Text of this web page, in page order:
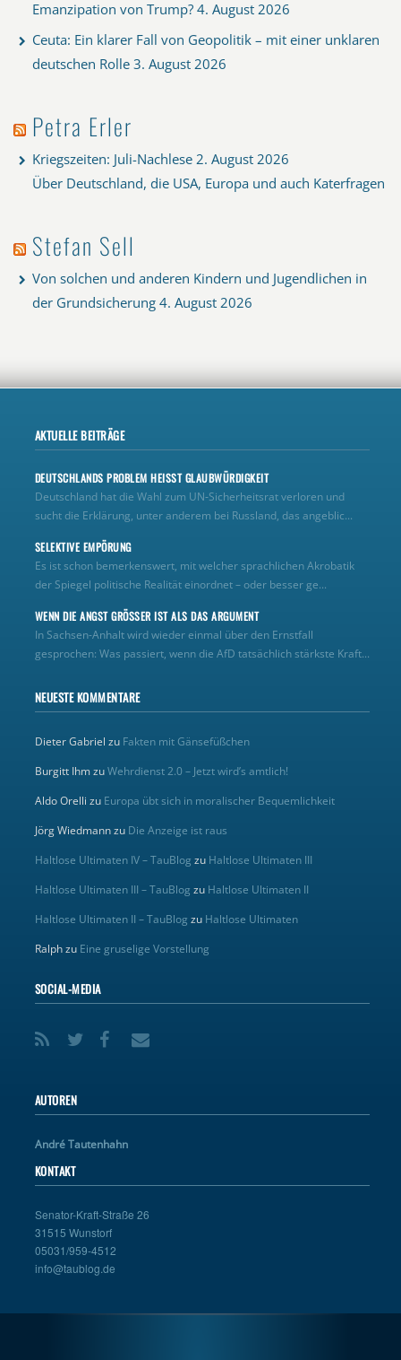
Emanzipation von Trump? 4. August 2026
Ceuta: Ein klarer Fall von Geopolitik – mit einer unklaren
deutschen Rolle 3. August 2026
Petra Erler
Kriegszeiten: Juli-Nachlese 2. August 2026
Über Deutschland, die USA, Europa und auch Katerfragen
Stefan Sell
Von solchen und anderen Kindern und Jugendlichen in
der Grundsicherung 4. August 2026
AKTUELLE BEITRÄGE
DEUTSCHLANDS PROBLEM HEISST GLAUBWÜRDIGKEIT
Deutschland hat die Wahl zum UN‑Sicherheitsrat verloren und
sucht die Erklärung, unter anderem bei Russland, das angeblic...
SELEKTIVE EMPÖRUNG
Es ist schon bemerkenswert, mit welcher sprachlichen Akrobatik
der Spiegel politische Realität einordnet – oder besser ge...
WENN DIE ANGST GRÖSSER IST ALS DAS ARGUMENT
In Sachsen-Anhalt wird wieder einmal über den Ernstfall
gesprochen: Was passiert, wenn die AfD tatsächlich stärkste Kraft...
NEUESTE KOMMENTARE
Dieter Gabriel zu Fakten mit Gänsefüßchen
Burgitt IhmzuWehrdienst 2.0 – Jetzt wird’s amtlich!
Aldo Orelli zu Europa übt sich in moralischer Bequemlichkeit
Jörg Wiedmannzu Die Anzeige ist raus
Haltlose Ultimaten IV – TauBlog zu Haltlose Ultimaten III
Haltlose Ultimaten III – TauBlog zu Haltlose Ultimaten II
Haltlose Ultimaten II – TauBlog zu Haltlose Ultimaten
Ralphzu Eine gruselige Vorstellung
SOCIAL-MEDIA
AUTOREN
André Tautenhahn
KONTAKT
Senator-Kraft-Straße 26
31515 Wunstorf
05031/959-4512
info@taublog.de